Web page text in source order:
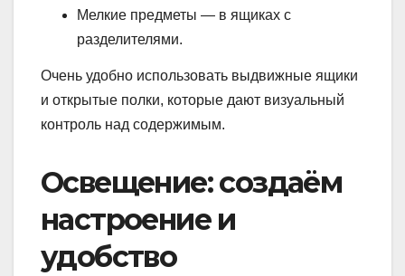
Мелкие предметы — в ящиках с
разделителями.
Очень удобно использовать выдвижные ящики
и открытые полки, которые дают визуальный
контроль над содержимым.
Освещение: создаём
настроение и
удобство